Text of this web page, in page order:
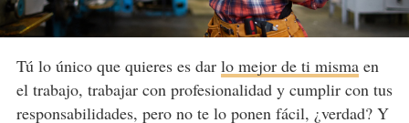
Tú lo único que quieres es dar lo mejor de ti mismaen
el trabajo, trabajar con profesionalidad y cumplir con tus
responsabilidades, pero no te lo ponen fácil, ¿verdad? Y